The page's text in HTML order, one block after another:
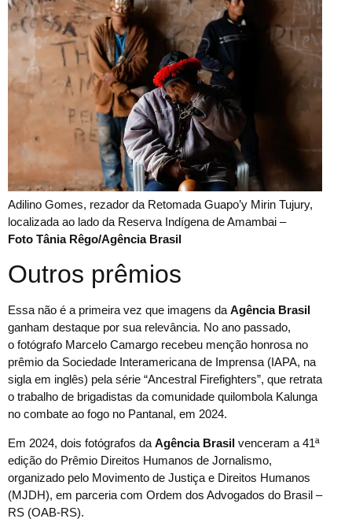
Adilino Gomes, rezador da Retomada Guapo’y Mirin Tujury,
localizada ao lado da Reserva Indígena de Amambai –
Foto Tânia Rêgo/Agência Brasil
Outros prêmios
Essa não é a primeira vez que imagens daAgência Brasil
ganham destaque por sua relevância. No ano passado,
o fotógrafo Marcelo Camargo recebeu menção honrosa no
prêmio da Sociedade Interamericana de Imprensa (IAPA, na
sigla em inglês) pela série “Ancestral Firefighters”, que retrata
o trabalho de brigadistas da comunidade quilombola Kalunga
no combate ao fogo no Pantanal, em 2024.
Em 2024, dois fotógrafos da Agência Brasil venceram a 41ª
edição do Prêmio Direitos Humanos de Jornalismo,
organizado pelo Movimento de Justiça e Direitos Humanos
(MJDH), em parceria com Ordem dos Advogados do Brasil –
RS (OAB-RS).